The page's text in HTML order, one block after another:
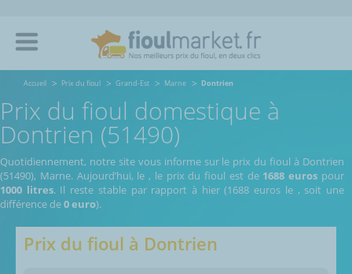
Accueil Prix du fioul Grand-Est Marne Dontrien
Prix du fioul domestique à
Dontrien (51490)
Quotidiennement, notre site vous informe sur le prix du fioul à Dontrien
(51490), Marne. Aujourd’hui, le, le prix du fioul est de 1688 euros pour
1000 litres. Il reste stable par rapport à hier (1688 euros le , soit une
différence de0 euro).
Prix du fioul à Dontrien